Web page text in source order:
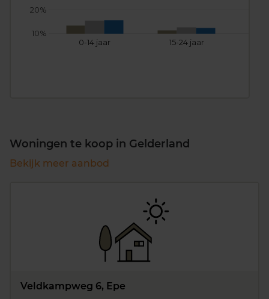
0-14 jaar 15-24 jaar
10%
20%
Woningen te koop in Gelderland
Bekijk meer aanbod
Veldkampweg 6, Epe